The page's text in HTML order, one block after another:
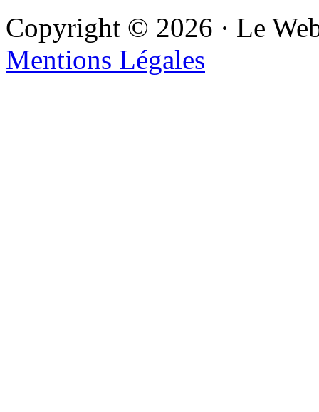
Copyright © 2026 · Le
Mentions Légales